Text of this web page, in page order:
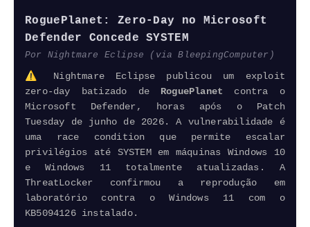
RoguePlanet: Zero-Day no
Microsoft
Defender Concede SYSTEM
Por Nightmare Eclipse (via BleepingComputer)
⚠️ Nightmare Eclipse publicou um exploit
zero-day batizado deRoguePlanet contra o
Microsoft
Defender , horas após o Patch
Tuesday de junho de 2026. A vulnerabilidade é
uma race condition que permite escalar
privilégios até SYSTEM em máquinas Windows 10
e Windows 11 totalmente atualizadas. A
ThreatLocker confirmou a reprodução em
laboratório contra o Windows 11 com o
KB5094126 instalado.